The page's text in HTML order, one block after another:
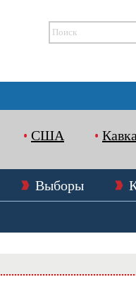
США
Выборы